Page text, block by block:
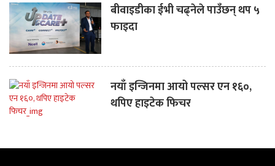
बीवाइडीका ईभी चढ्नेले पाउँछन् थप ५
फाइदा
नयाँ इन्जिनमा आयो पल्सर एन १६०,
थपिए हाइटेक फिचर